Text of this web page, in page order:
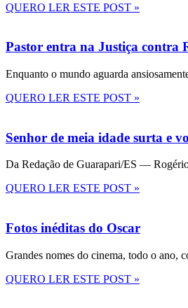
QUERO LER ESTE POST »
Pastor entra na Justiça contra
Enquanto o mundo aguarda
QUERO LER ESTE POST »
Senhor de meia idade surta e
Da Redação de Guarapari/ES —
QUERO LER ESTE POST »
Fotos inéditas do Oscar
Grandes nomes do cinema, todo o ano,
QUERO LER ESTE POST »